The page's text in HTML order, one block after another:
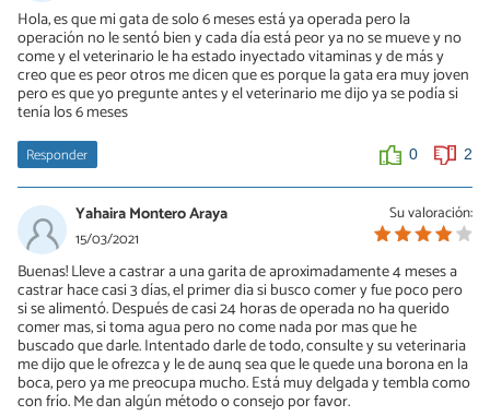
Hola, es que mi gata de solo 6 meses está ya operada pero la
operación no le sentó bien y cada día está peor ya no se mueve y no
come y el veterinario le ha estado inyectado vitaminas y de más y
creo que es peor otros me dicen que es porque la gata era muy joven
pero es que yo pregunte antes y el veterinario me dijo ya se podía si
tenía los 6 meses
Responder 0 2
Su valoración:
Yahaira Montero Araya
15/03/2021
Buenas! Lleve a castrar a una garita de aproximadamente 4 meses a
castrar hace casi 3 días, el primer dia si busco comer y fue poco pero
si se alimentó. Después de casi 24 horas de operada no ha querido
comer mas, si toma agua pero no come nada por mas que he
buscado que darle. Intentado darle de todo, consulte y su veterinaria
me dijo que le ofrezca y le de aunq sea que le quede una borona en la
boca, pero ya me preocupa mucho. Está muy delgada y tembla como
con frío. Me dan algún método o consejo por favor.